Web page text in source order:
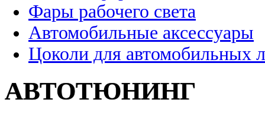
Фары рабочего света
Автомобильные аксессуары
Цоколи для автомобильных
АВТОТЮНИНГ